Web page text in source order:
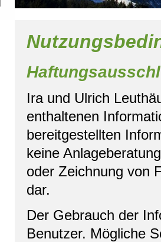
Ira und Ulrich
enthaltenen
bereitgestellten
keine
oder Zeichnung von
dar.
Der Gebrauch der
Benutzer. Mögliche